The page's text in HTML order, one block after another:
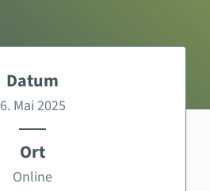
Datum
6. Mai 2025
Ort
Online